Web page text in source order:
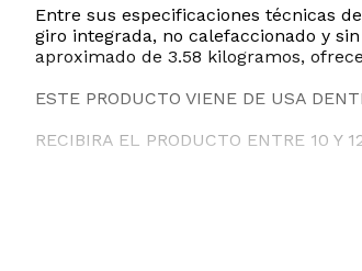
Entre sus especificaciones técnicas
giro integrada, no calefaccionado y
aproximado de 3.58 kilogramos,
ESTE PRODUCTO VIENE DE USA
RECIBIRA EL PRODUCTO ENTRE 10 Y